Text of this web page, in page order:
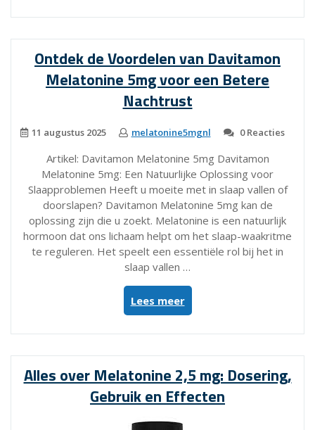
Nachtrust
5
mg
Sleepzz”
Ontdek de Voordelen van Davitamon
Melatonine 5mg voor een Betere
Nachtrust
11 augustus 2025 melatonine5mgnl 0 Reacties
Artikel: Davitamon Melatonine 5mg Davitamon
Melatonine 5mg: Een Natuurlijke Oplossing voor
Slaapproblemen Heeft u moeite met in slaap vallen of
doorslapen? Davitamon Melatonine 5mg kan de
oplossing zijn die u zoekt. Melatonine is een natuurlijk
hormoon dat ons lichaam helpt om het slaap-waakritme
te reguleren. Het speelt een essentiële rol bij het in
slaap vallen …
Lees meer“Ontdek
de
Voordelen
Melatonine
5mg
voor
Alles over Melatonine 2,5 mg: Dosering,
Gebruik en Effecten